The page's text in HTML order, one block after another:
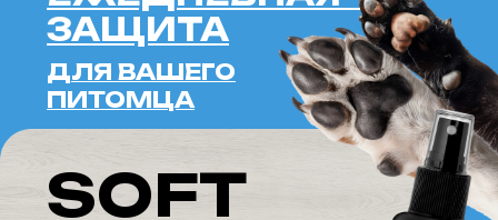
ПОДРОБНЕЕ
ALOE
СКИФ-ТОЙ-БОБ —